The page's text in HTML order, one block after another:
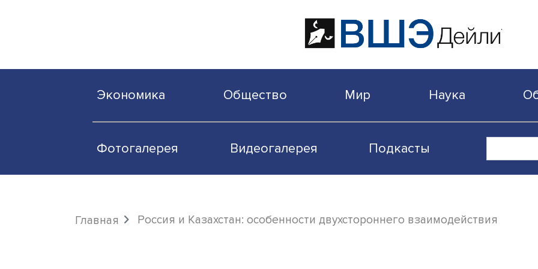
Фотогалерея Видеогалерея Подкасты